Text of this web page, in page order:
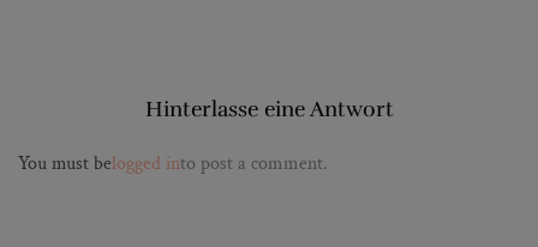
Hinterlasse eine Antwort
You must belogged into post a comment.